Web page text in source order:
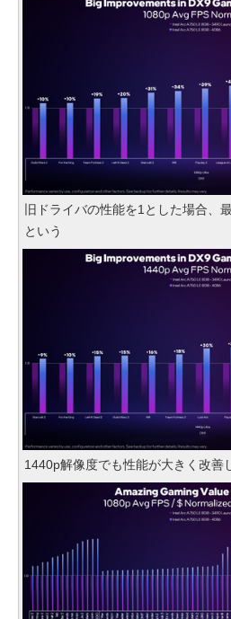
旧ドライバの性能を1とした場合、
という
1440p解像度でも性能が大きく改善